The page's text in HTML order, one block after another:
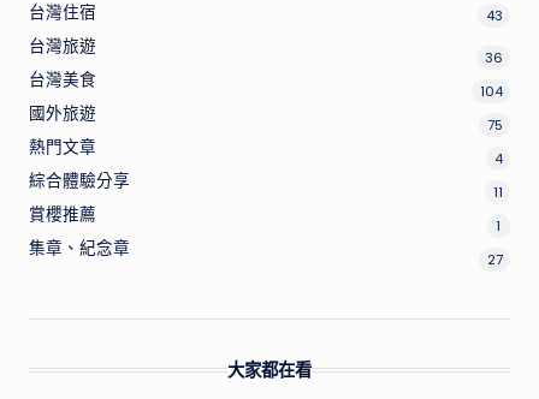
台灣住宿 43
台灣旅遊 36
台灣美食 104
國外旅遊 75
熱門文章 4
綜合體驗分享 11
賞櫻推薦 1
集章、紀念章 27
大家都在看